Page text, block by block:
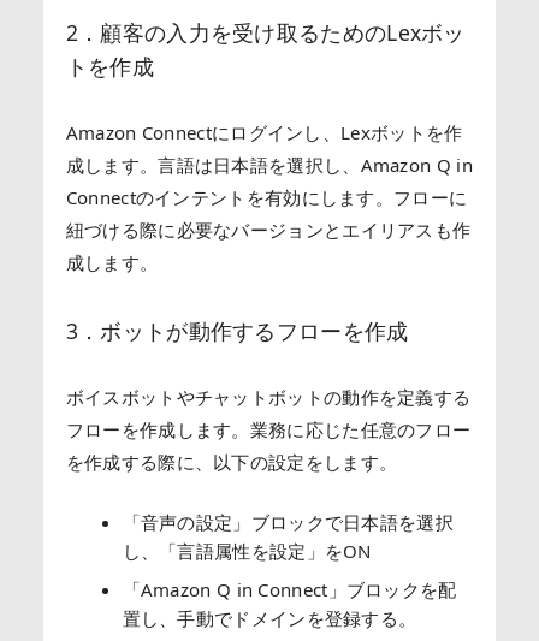
2．顧客の入力を受け取るためのLexボッ
トを作成
Amazon Connectにログインし、Lexボットを作
成します。言語は日本語を選択し、Amazon Q in
Connectのインテントを有効にします。 フローに
紐づける際に必要なバージョンとエイリアスも作
成します。
3．ボットが動作するフローを作成
ボイスボットやチャットボットの動作を定義する
フローを作成します。業務に応じた任意のフロー
を作成する際に、以下の設定をします。
「音声の設定」ブロックで日本語を選択
し、「言語属性を設定」をON
「Amazon Q in Connect」ブロックを配
置し、手動でドメインを登録する。